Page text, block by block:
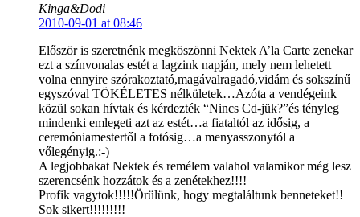
Kinga&Dodi
2010-09-01 at 08:46
Először is szeretnénk megköszönni Nektek A’la Carte zenekar
ezt a színvonalas estét a lagzink napján, mely nem lehetett
volna ennyire szórakoztató,magávalragadó,vidám és sokszínű
egyszóval TÖKÉLETES nélkületek…Azóta a vendégeink
közül sokan hívtak és kérdezték “Nincs Cd-jük?”és tényleg
mindenki emlegeti azt az estét…a fiataltól az idősig, a
ceremóniamestertől a fotósig…a menyasszonytól a
vőlegényig.:-)
A legjobbakat Nektek és remélem valahol valamikor még lesz
szerencsénk hozzátok és a zenétekhez!!!!
Profik vagytok!!!!!Örülünk, hogy megtaláltunk benneteket!!
Sok sikert!!!!!!!!!